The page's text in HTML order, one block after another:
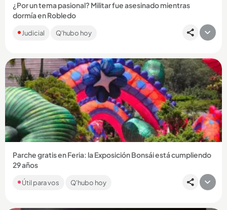
¿Por un tema pasional? Militar fue asesinado mientras
dormía en Robledo
La víctima, César Augusto Hurtado Parra, era suboficial activo
del Ejército. Fue sorprendido cuando estaba durmiendo y
Judicial Q'hubo hoy
Compartir Noticia
Parche gratis en Feria: la Exposición Bonsái está cumpliendo
29 años
Sandiego tendrá actividades gratuitas en agosto con motivo
Útil para vos Q'hubo hoy